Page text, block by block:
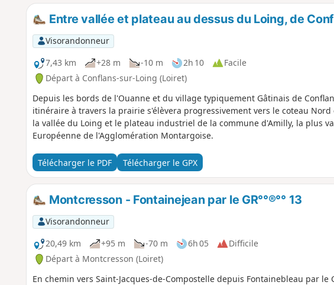
Entre vallée et plateau au dessus du Loing, de
Visorandonneur
7,43 km
+28 m -10 m 2h 10
Facile
Départ à Conflans-sur-Loing (Loiret)
Depuis les bords de l'Ouanne et du village typiquement Gâtinais de
itinéraire à travers la prairie s'élèvera progressivement vers le coteau
la vallée du Loing et le plateau industriel de la commune d'Amilly, la plus
Européenne de l'Agglomération Montargoise.
Télécharger le PDF Télécharger le GPX
Montcresson - Fontainejean par le GR°°®°° 13
Visorandonneur
20,49 km
+95 m -70 m 6h 05
Difficile
Départ à Montcresson (Loiret)
En chemin vers Saint-Jacques-de-Compostelle depuis Fontainebleau par